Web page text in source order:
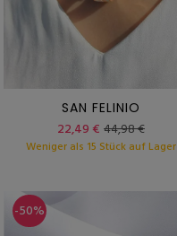
SAN FELINIO
22,49 € 44,98 €
Weniger als 15 Stück auf Lager
-50%